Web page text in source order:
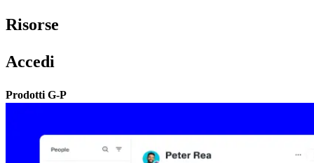
Risorse​​
Accedi​​
Prodotti G-P​​